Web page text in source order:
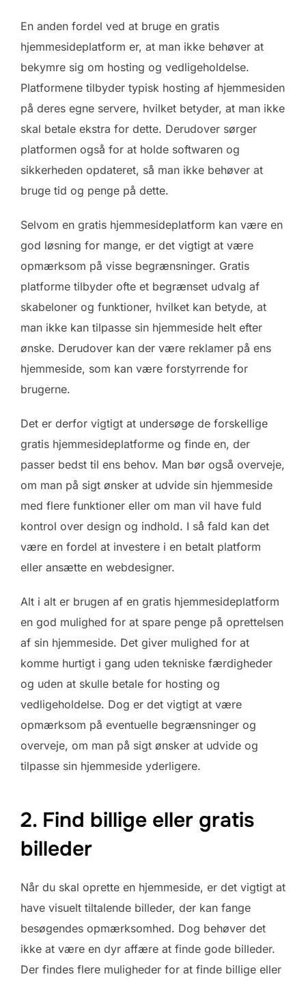
En anden fordel ved at bruge en gratis
hjemmesideplatform er, at man ikke behøver at
bekymre sig om hosting og vedligeholdelse.
Platformene tilbyder typisk hosting af hjemmesiden
på deres egne servere, hvilket betyder, at man ikke
skal betale ekstra for dette. Derudover sørger
platformen også for at holde softwaren og
sikkerheden opdateret, så man ikke behøver at
bruge tid og penge på dette.
Selvom en gratis hjemmesideplatform kan være en
god løsning for mange, er det vigtigt at være
opmærksom på visse begrænsninger. Gratis
platforme tilbyder ofte et begrænset udvalg af
skabeloner og funktioner, hvilket kan betyde, at
man ikke kan tilpasse sin hjemmeside helt efter
ønske. Derudover kan der være reklamer på ens
hjemmeside, som kan være forstyrrende for
brugerne.
Det er derfor vigtigt at undersøge de forskellige
gratis hjemmesideplatforme og finde en, der
passer bedst til ens behov. Man bør også overveje,
om man på sigt ønsker at udvide sin hjemmeside
med flere funktioner eller om man vil have fuld
kontrol over design og indhold. I så fald kan det
være en fordel at investere i en betalt platform
eller ansætte en webdesigner.
Alt i alt er brugen af en gratis hjemmesideplatform
en god mulighed for at spare penge på oprettelsen
af sin hjemmeside. Det giver mulighed for at
komme hurtigt i gang uden tekniske færdigheder
og uden at skulle betale for hosting og
vedligeholdelse. Dog er det vigtigt at være
opmærksom på eventuelle begrænsninger og
overveje, om man på sigt ønsker at udvide og
tilpasse sin hjemmeside yderligere.
2. Find billige eller gratis
billeder
Når du skal oprette en hjemmeside, er det vigtigt at
have visuelt tiltalende billeder, der kan fange
besøgendes opmærksomhed. Dog behøver det
ikke at være en dyr affære at finde gode billeder.
Der findes flere muligheder for at finde billige eller